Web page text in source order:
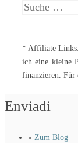
Suche
* Affiliate
ich eine kleine
finanzieren. Für
Enviadi
» Zum Blog